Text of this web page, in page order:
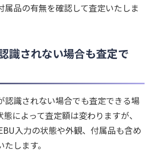
属品の有無を確認して査定いたしま
識されない場合も査定で
認識されない場合でも査定できる場
によって査定額は変わりますが、
入力の状態や外観、付属品も含め
します。